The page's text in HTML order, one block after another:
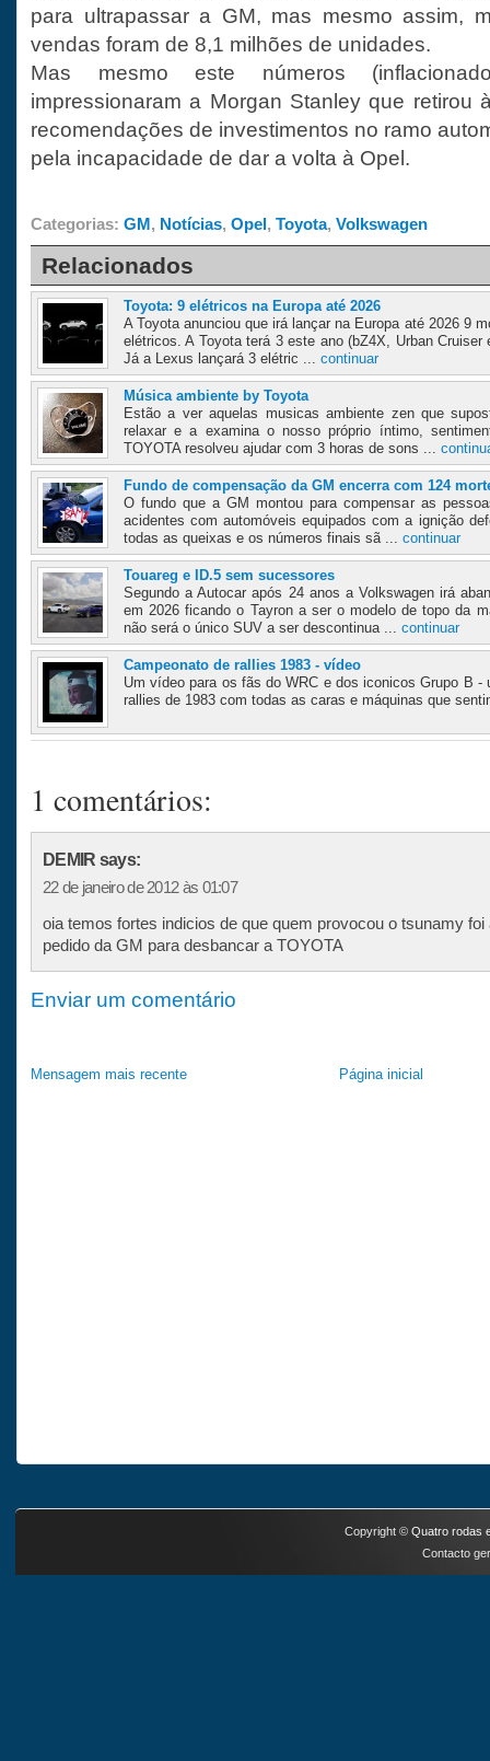
para ultrapassar a GM, mas mesmo assim,
vendas foram de 8,1 milhões de unidades.
Mas mesmo este números
impressionaram a Morgan Stanley que retirou
recomendações de investimentos no ramo
pela incapacidade de dar a volta à Opel.
Categorias: GM, Notícias, Opel, Toyota, Volkswagen
Relacionados
Toyota: 9 elétricos na Europa até 2026
A Toyota anunciou que irá lançar na Europa até 2026 9
elétricos. A Toyota terá 3 este ano (bZ4X, Urban
Já a Lexus lançará 3 elétric ... continuar
Música ambiente by Toyota
Estão a ver aquelas musicas ambiente zen que
relaxar e a examina o nosso próprio íntimo,
TOYOTA resolveu ajudar com 3 horas de sons ...
Fundo de compensação da GM encerra com 124
O fundo que a GM montou para compensar as
acidentes com automóveis equipados com a ignição
todas as queixas e os números finais sã ... continuar
Touareg e ID.5 sem sucessores
Segundo a Autocar após 24 anos a Volkswagen irá
em 2026 ficando o Tayron a ser o modelo de topo da
não será o único SUV a ser descontinua ... continuar
Campeonato de rallies 1983 - vídeo
Um vídeo para os fãs do WRC e dos iconicos Grupo B -
rallies de 1983 com todas as caras e máquinas que
1 comentários:
DEMIR says:
22 de janeiro de 2012 às 01:07
oia temos fortes indicios de que quem provocou o tsunamy foi
pedido da GM para desbancar a TOYOTA
Enviar um comentário
Mensagem mais recente Página inicial
Copyright © Quatro rodas
Contacto